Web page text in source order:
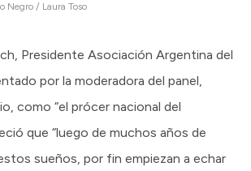
Negro / Laura Toso
Presidente Asociación Argentina del
por la moderadora del panel,
como “el prócer nacional del
que “luego de muchos años de
sueños, por fin empiezan a echar